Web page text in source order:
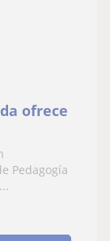
ofrece
Pedagogía